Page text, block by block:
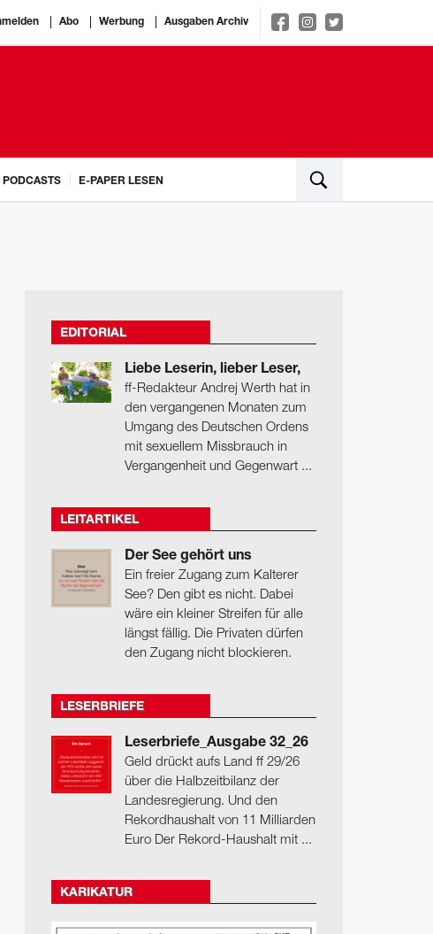
Abo Werbung Ausgaben Archiv
PODCASTS E-PAPER LESEN
EDITORIAL
Liebe Leserin, lieber Leser,
ff-Redakteur Andrej Werth hat in
den vergangenen Monaten zum
Umgang des Deutschen Ordens
mit sexuellem Missbrauch in
Vergangenheit und Gegenwart ...
LEITARTIKEL
Der See gehört uns
Ein freier Zugang zum Kalterer
See? Den gibt es nicht. Dabei
wäre ein kleiner Streifen für alle
längst fällig. Die Privaten dürfen
den Zugang nicht blockieren.
LESERBRIEFE
Leserbriefe_Ausgabe 32_26
Geld drückt aufs Land ff 29/26
über die Halbzeitbilanz der
Landesregierung. Und den
Rekordhaushalt von 11 Milliarden
Euro Der Rekord-Haushalt mit ...
KARIKATUR